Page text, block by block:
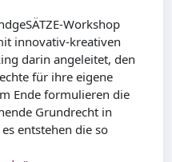
Workshop
innovativ-kreativen
darin angeleitet, den
für ihre eigene
Ende formulieren die
Grundrecht in
entstehen die so